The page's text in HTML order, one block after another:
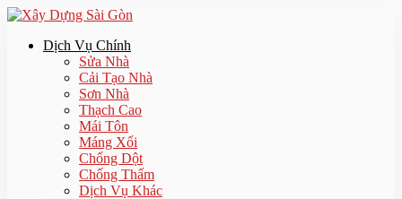
Dịch Vụ Chính
Sửa Nhà
Cải Tạo Nhà
Sơn Nhà
Thạch Cao
Mái Tôn
Máng Xối
Chống Dột
Chống Thấm
Dịch Vụ Khác